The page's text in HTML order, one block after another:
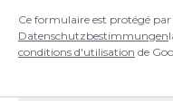
Ce formulaire est protégé par
Datenschutzbestimmungen
conditions d'utilisation de